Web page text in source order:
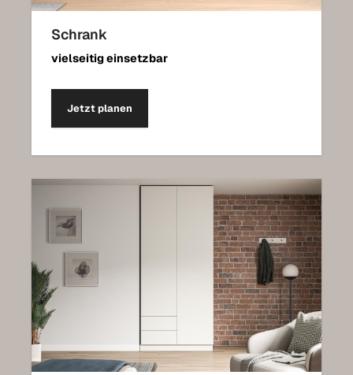
Schrank
vielseitig einsetzbar
Jetzt planen